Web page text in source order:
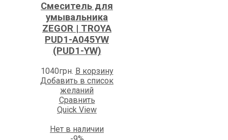
Смеситель для
умывальника
ZEGOR | TROYA
PUD1-A045YW
(PUD1-YW)
1040грн. В корзину
Добавить в список
желаний
Сравнить
Quick View
Нет в наличии